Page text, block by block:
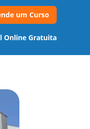
Online Gratuita
um Curso